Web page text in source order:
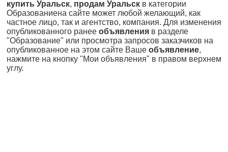
купить Уральск, продам Уральск в категории
Образованиена сайте может любой желающий, как
частное лицо, так и агентство, компания. Для изменения
опубликованного ранее объявления в разделе
"Образование" или просмотра запросов заказчиков на
опубликованное на этом сайте Ваше объявление,
нажмите на кнопку "Мои объявления" в правом верхнем
углу.